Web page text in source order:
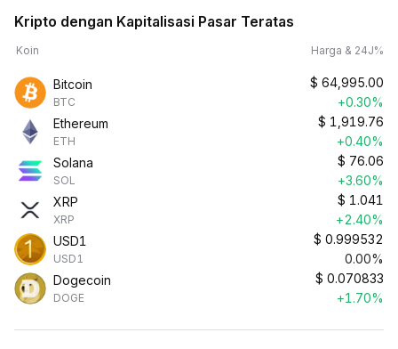
Kripto dengan Kapitalisasi Pasar Teratas
Koin Harga & 24J%
Bitcoin
BTC
$ 64,995.00
+0.30%
Ethereum
ETH
$ 1,919.76
+0.40%
Solana
SOL
$ 76.06
+3.60%
XRP
XRP
$ 1.041
+2.40%
USD1
USD1
$ 0.999532
0.00%
Dogecoin
DOGE
$ 0.070833
+1.70%